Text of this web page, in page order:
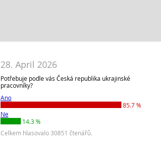
28. April 2026
Potřebuje podle vás Česká republika ukrajinské
pracovníky?
Ano
85.7 %
Ne
14.3 %
Celkem hlasovalo 30851 čtenářů.